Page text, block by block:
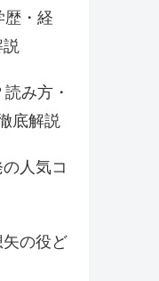
歴・経
説
み方・
底解説
人気コ
の役ど